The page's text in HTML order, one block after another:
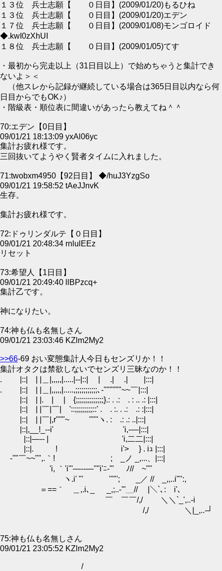
１３位 兵士志願【 ０日目】(2009/01/20)もるひね
１３位 兵士志願【 ０日目】(2009/01/20)エデン
１７位 兵士志願【 ０日目】(2009/01/08)モンゴロイド
◆.kwI0zXhUI
１８位 兵士志願【 ０日目】(2009/01/05)てす
・最初から完走以上（31日目以上）で始めちゃうと集計でき
ないよ＞＜
（他スレから記録が継続している場合は365日目以内なら何
日目からでもOK♪）
・階級表・順位表に間違いがあったら教えてね＾＾
70:エデン【0日目】
09/01/21 18:13:09 yxAl06yc
集計お疲れ様です。
三回抜いてようやく賢者タイムに入れました。
71:twobxm4950【92日目】 ◆/huJ3YzgSo
09/01/21 19:58:52 tAeJJnvK
生存。
集計お疲れ様です。
72:ドゥリンダルテ【０日目】
09/01/21 20:48:34 rnlulEEz
リセット
73:希望人【1日目】
09/01/21 20:49:40 llBPzcq+
集計乙です。
神になりたい。
74:神も仏も名無しさん
09/01/21 23:03:46 KZlm2My2
>>66-69 おい変態集計人今日もセンズリか！！
集計オタクは禁欲しないでセンズリ三昧なのか！！
. |::| | |＿|,,,,,|.....|--|::| | .| .| |:::|
. |::| | |＿|,,,,,|.....,;;;;;;;;;;;､‐''''''''""~~￣|:::|
|::| | |. | | {;;;;;;;;;;;;;;}.: . .: . : .. .: |:::|
|::| | |￣|￣| '::;;;;;;;;;::' . . :. . .: .: :|:::|
|::| | |￣|,r''''"~ ""''ヽ. : .: .: ..|:::|
|::|,__!_--i' 'i,-―|:::|
|::|―-- | 'i,二二|:::|
|::|. ! i'> } . iｭ |:::|
-''"￣~~"",.｀! ; _ノ _,...、|:::|
'i, ｀'i'''―--―''''i'ﾆ-'" ﾉ//￣~""
ヽ.i' "' '''"'; _／ // _,,..i'"':,
＝==｀ゝ＿,.i､_ _,;..-'"＿// |＼`､: i'､
￣ ￣￣/,/ ＼＼`_',..-i
/,/ ＼|_,..-┘
75:神も仏も名無しさん
09/01/21 23:05:52 KZlm2My2
/